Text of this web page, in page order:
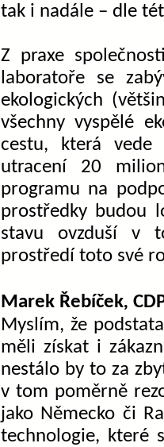
tak i nadále – dle
Z praxe
laboratoře se
ekologických
všechny vyspělé
cestu, která
utracení 20
programu na
prostředky budou
stavu ovzduší v
prostředí toto své
Marek Řebíček,
Myslím, že
měli získat i
nestálo by to za
v tom poměrně
jako Německo či
technologie, které